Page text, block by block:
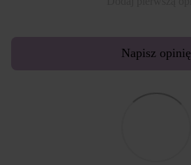
Napisz opinię